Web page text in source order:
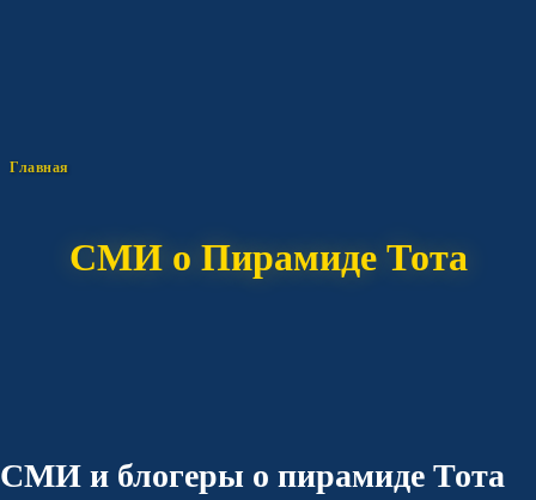
Главная
СМИ о Пирамиде Тота
СМИ и блогеры о пирамиде Тота